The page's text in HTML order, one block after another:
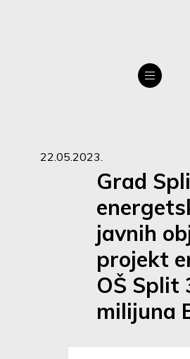
22.05.2023.
Grad
javnih
projekt
OŠ Split
milijuna